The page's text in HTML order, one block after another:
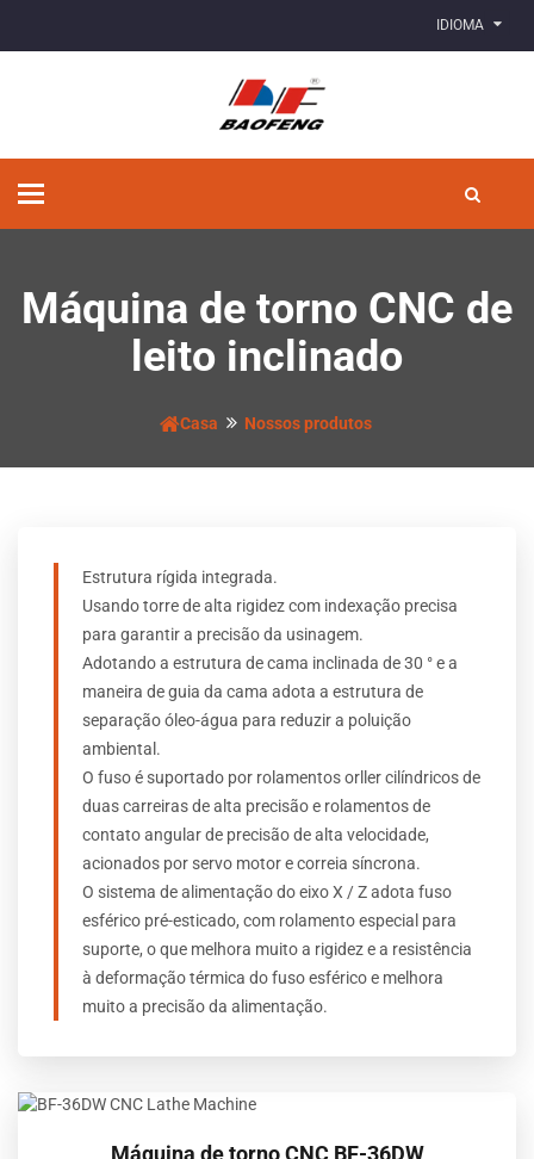
IDIOMA
Alternar
Máquina de torno CNC de
leito inclinado
Casa Nossos produtos
Estrutura rígida integrada.
Usando torre de alta rigidez com indexação precisa
para garantir a precisão da usinagem.
Adotando a estrutura de cama inclinada de 30 ° e a
maneira de guia da cama adota a estrutura de
separação óleo-água para reduzir a poluição
ambiental.
O fuso é suportado por rolamentos orller cilíndricos de
duas carreiras de alta precisão e rolamentos de
contato angular de precisão de alta velocidade,
acionados por servo motor e correia síncrona.
O sistema de alimentação do eixo X / Z adota fuso
esférico pré-esticado, com rolamento especial para
suporte, o que melhora muito a rigidez e a resistência
à deformação térmica do fuso esférico e melhora
muito a precisão da alimentação.
Máquina de torno CNC BF-36DW